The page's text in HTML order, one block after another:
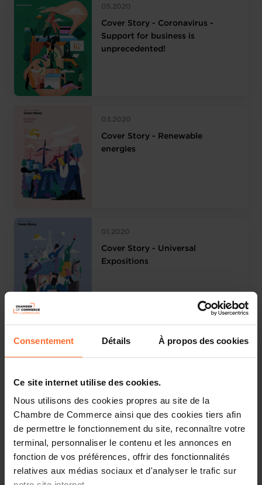
Consentement Détails À propos des cookies
Ce site internet utilise des cookies.
Nous utilisons des cookies propres au site de la
Chambre de Commerce ainsi que des cookies tiers afin
de permettre le fonctionnement du site, reconnaître votre
terminal, personnaliser le contenu et les annonces en
fonction de vos préférences, offrir des fonctionnalités
relatives aux médias sociaux et d'analyser le trafic sur
05.2020
Cover Story - Coronavirus -
Support for business is
unprecedented!
03.2020
Cover Story - Renewable
energies
01.2020
Cover Story - Universal
Expositions
11.2019
Cover Story - Knowledge